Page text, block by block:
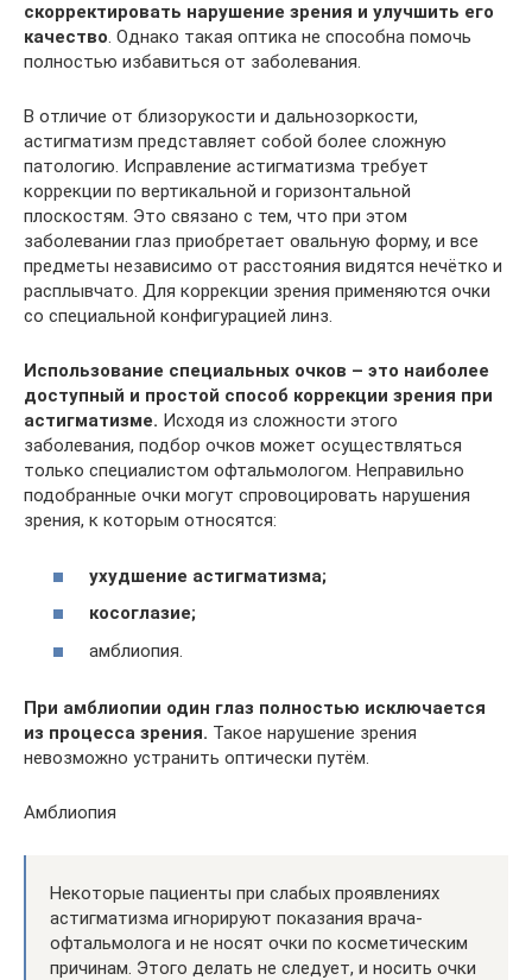
скорректировать нарушение зрения и улучшить его
качество. Однако такая оптика не способна помочь
полностью избавиться от заболевания.
В отличие от близорукости и дальнозоркости,
астигматизм представляет собой более сложную
патологию. Исправление астигматизма требует
коррекции по вертикальной и горизонтальной
плоскостям. Это связано с тем, что при этом
заболевании глаз приобретает овальную форму, и все
предметы независимо от расстояния видятся нечётко и
расплывчато. Для коррекции зрения применяются очки
со специальной конфигурацией линз.
Использование специальных очков – это наиболее
доступный и простой способ коррекции зрения при
астигматизме. Исходя из сложности этого
заболевания, подбор очков может осуществляться
только специалистом офтальмологом. Неправильно
подобранные очки могут спровоцировать нарушения
зрения, к которым относятся:
ухудшение астигматизма;
косоглазие;
амблиопия.
При амблиопии один глаз полностью исключается
из процесса зрения. Такое нарушение зрения
невозможно устранить оптически путём.
Амблиопия
Некоторые пациенты при слабых проявлениях
астигматизма игнорируют показания врача-
офтальмолога и не носят очки по косметическим
причинам. Этого делать не следует, и носить очки